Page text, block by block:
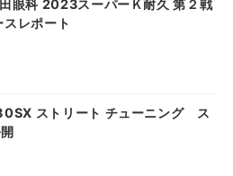
眼科 2023スーパーＫ耐久 第２戦
スレポート
ストリート チューニング ス